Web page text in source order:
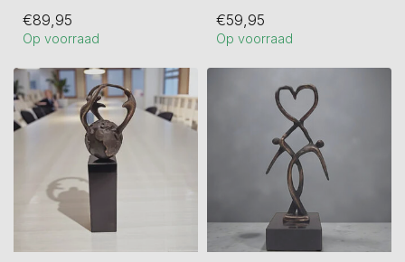
eerst gegoten in t...
€89,95
Op voorraad
Mooie symboliek ...
€59,95
Op voorraad